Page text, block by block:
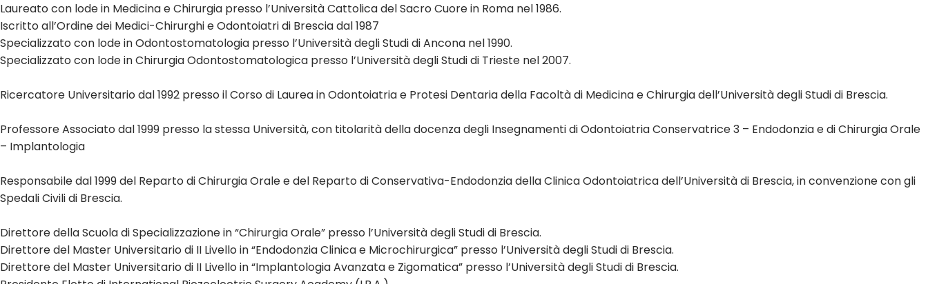
Laureato con lode in Medicina e Chirurgia presso l’Università Cattolica del Sacro Cuore in Roma nel 1986.
Iscritto all’Ordine dei Medici-Chirurghi e Odontoiatri di Brescia dal 1987
Specializzato con lode in Odontostomatologia presso l’Università degli Studi di Ancona nel 1990.
Specializzato con lode in Chirurgia Odontostomatologica presso l’Università degli Studi di Trieste nel 2007.
Ricercatore Universitario dal 1992 presso il Corso di Laurea in Odontoiatria e Protesi Dentaria della Facoltà di Medicina e Chirurgia dell’Università degli Studi di Brescia.
Professore Associato dal 1999 presso la stessa Università, con titolarità della docenza degli Insegnamenti di Odontoiatria Conservatrice 3 – Endodonzia e di Chirurgia Orale
– Implantologia
Responsabile dal 1999 del Reparto di Chirurgia Orale e del Reparto di Conservativa-Endodonzia della Clinica Odontoiatrica dell’Università di Brescia, in convenzione con gli
Spedali Civili di Brescia.
Direttore della Scuola di Specializzazione in “Chirurgia Orale” presso l’Università degli Studi di Brescia.
Direttore del Master Universitario di II Livello in “Endodonzia Clinica e Microchirurgica” presso l’Università degli Studi di Brescia.
Direttore del Master Universitario di II Livello in “Implantologia Avanzata e Zigomatica” presso l’Università degli Studi di Brescia.